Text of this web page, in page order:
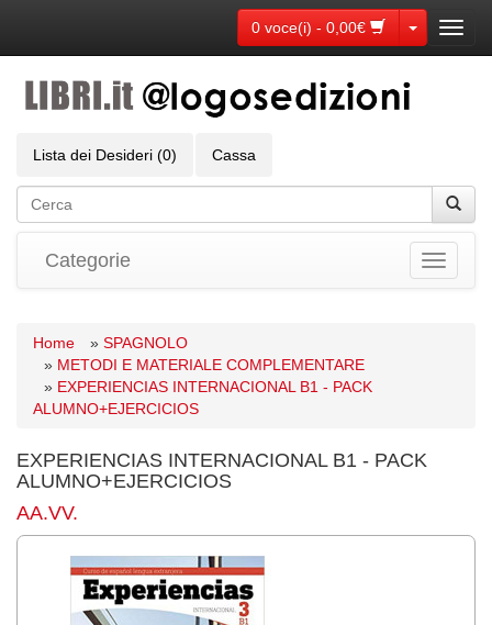
0 voce(i) - 0,00€ Toggle
Lista dei Desideri (0) Cassa
Toggle
Categorie
Home » SPAGNOLO
» METODI E MATERIALE COMPLEMENTARE
» EXPERIENCIAS INTERNACIONAL B1 - PACK
ALUMNO+EJERCICIOS
EXPERIENCIAS INTERNACIONAL B1 - PACK
ALUMNO+EJERCICIOS
AA.VV.